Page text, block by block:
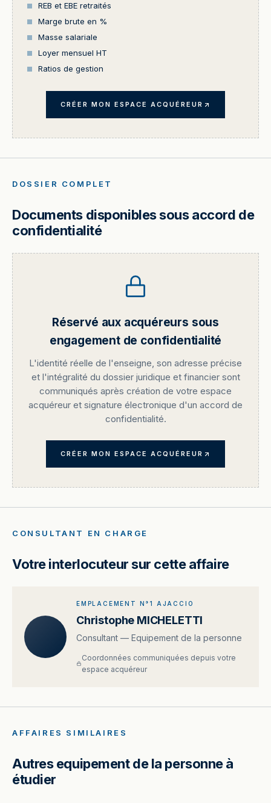
REB et EBE retraités
Marge brute en %
Masse salariale
Loyer mensuel HT
Ratios de gestion
CRÉER MON ESPACE ACQUÉREUR
DOSSIER COMPLET
Documents disponibles sous accord de
confidentialité
Réservé aux acquéreurs sous
engagement de confidentialité
L'identité réelle de l'enseigne, son adresse précise
et l'intégralité du dossier juridique et financier sont
communiqués après création de votre espace
acquéreur et signature électronique d'un accord de
confidentialité.
CRÉER MON ESPACE ACQUÉREUR
CONSULTANT EN CHARGE
Votre interlocuteur sur cette affaire
EMPLACEMENT N°1 AJACCIO
Christophe MICHELETTI
Consultant — Equipement de la personne
Coordonnées communiquées depuis votre
espace acquéreur
AFFAIRES SIMILAIRES
Autres equipement de la personne à
étudier